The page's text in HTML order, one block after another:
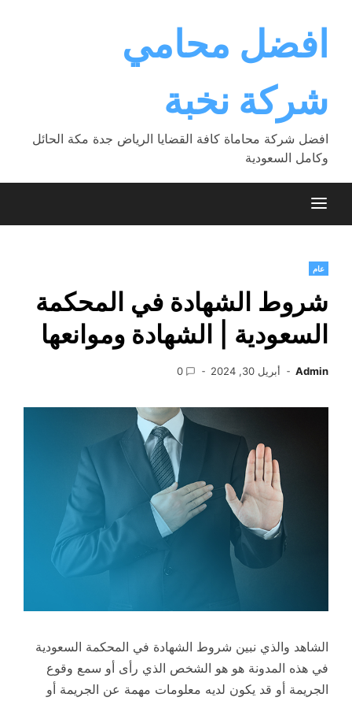
contentافضل محامي
شركة نخبة
افضل شركة محاماة كافة القضايا الرياض جدة مكة الحائل
وكامل السعودية
عام
شروط الشهادة في المحكمة
السعودية | الشهادة وموانعها
Admin أبريل 30, 2024 0
الشاهد والذي نبين شروط الشهادة في المحكمة السعودية
في هذه المدونة هو هو الشخص الذي رأى أو سمع وقوع
الجريمة أو قد يكون لديه معلومات مهمة عن الجريمة أو